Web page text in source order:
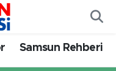
Samsun Rehberi